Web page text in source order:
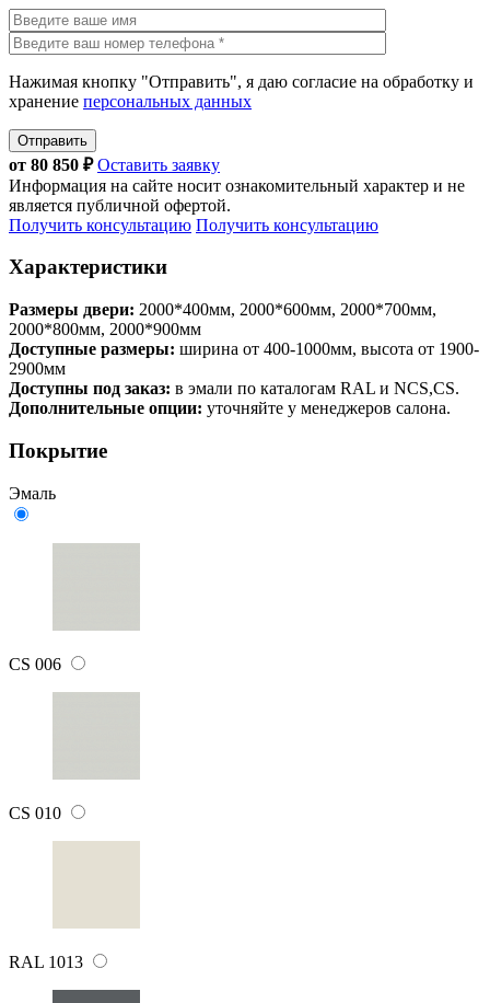
Нажимая кнопку "Отправить", я даю согласие на обработку и
хранение персональных данных
Отправить
от 80 850 ₽Оставить заявку
Информация на сайте носит ознакомительный характер и не
является публичной офертой.
Получить консультацию Получить консультацию
Характеристики
Размеры двери: 2000*400мм, 2000*600мм, 2000*700мм,
2000*800мм, 2000*900мм
Доступные размеры: ширина от 400-1000мм, высота от 1900-
2900мм
Доступны под заказ: в эмали по каталогам RAL и NCS,CS.
Дополнительные опции: уточняйте у менеджеров салона.
Покрытие
Эмаль
CS 006
CS 010
RAL 1013